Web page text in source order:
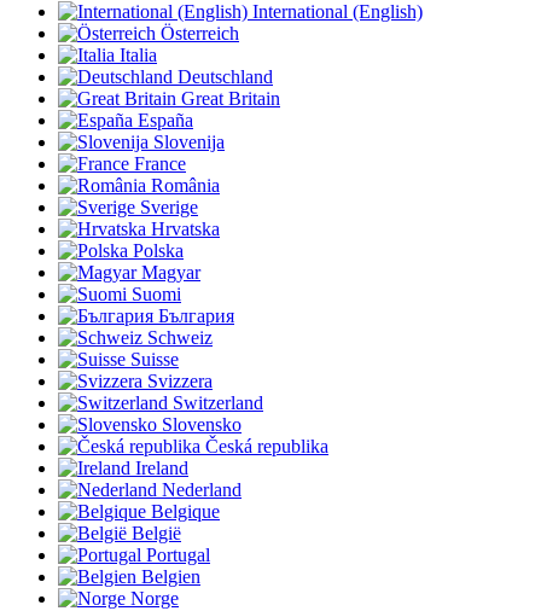
International (English)
Österreich
Italia
Deutschland
Great Britain
España
Slovenija
France
România
Sverige
Hrvatska
Polska
Magyar
Suomi
България
Schweiz
Suisse
Svizzera
Switzerland
Slovensko
Česká republika
Ireland
Nederland
Belgique
België
Portugal
Belgien
Norge